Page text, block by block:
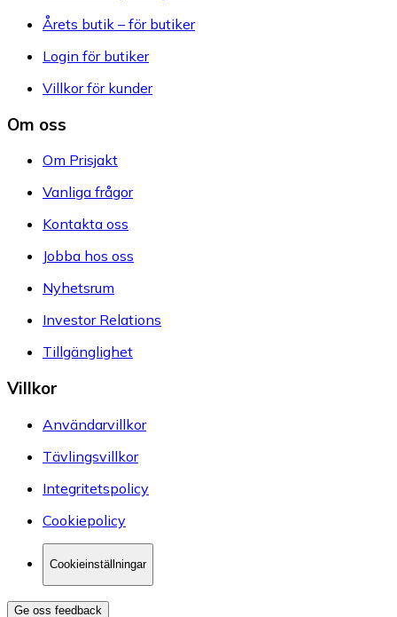
Årets butik – för butiker
Login för butiker
Villkor för kunder
Om oss
Om Prisjakt
Vanliga frågor
Kontakta oss
Jobba hos oss
Nyhetsrum
Investor Relations
Tillgänglighet
Villkor
Användarvillkor
Tävlingsvillkor
Integritetspolicy
Cookiepolicy
Cookieinställningar
Ge oss feedback